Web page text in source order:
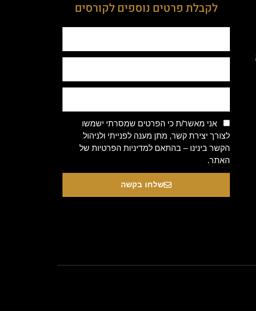
לקבלת פרטים נוספים לקורסים
אני מאשר/ת כי הפרטים שמסרתי ישמשו
לצורך יצירת קשר, מתן מענה לפנייתי ולניהול
הקשר בינינו – בהתאם למדיניות הפרטיות של
האתר.
שלחו בקשה